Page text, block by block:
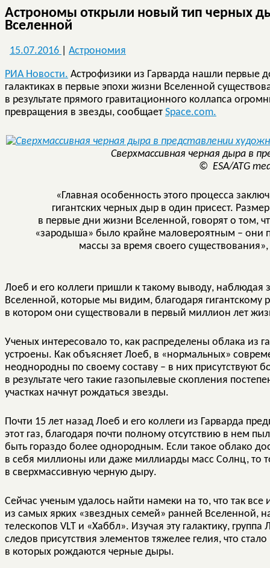
Астрономы открыли новый тип черных
Вселенной
15.07.2016 Астрономия
РИА Новости. Астрофизики из Гарварда нашли первые
галактиках в первые эпохи жизни Вселенной
в результате прямого гравитационного коллапса
превращения в звезды, сообщает Space.com.
Cверхмассивная черная дыра в
© ESA/ATG
«Главная особенность этого процесса
гигантских черных дыр в один присест.
в первые дни жизни Вселенной, говорят о том,
«зародыша» было крайне маловероятным – они
массы за время своего существования»,
Лоеб и его коллеги пришли к такому выводу,
Вселенной, которые мы видим, благодаря
в котором они существовали в первый миллион лет
Ученых интересовало то, как распределены облака из
устроены. Как объясняет Лоеб, в «нормальных»
неоднородны по своему составу – в них присутствуют
в результате чего такие газопылевые скопления
участках начнут рождаться звезды.
Почти 15 лет назад Лоеб и его коллеги из Гарварда
этот газ, благодаря почти полному отсутствию в нем
быть гораздо более однородным. Если такое облако
в себя миллионы или даже миллиарды масс Солнц, то
в сверхмассивную черную дыру.
Сейчас ученым удалось найти намеки на то, что так все
из самых ярких «звездных семей» ранней Вселенной,
телескопов VLT и «Хаббл». Изучая эту галактику,
следов присутствия элементов тяжелее гелия, что
в которых рождаются черные дыры.